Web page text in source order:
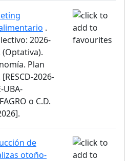
.
2026-
(Optativa).
Plan
2026-
UBA-
o C.D.
de
otoño-